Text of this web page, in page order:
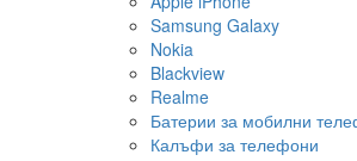
Samsung Galaxy
Nokia
Blackview
Realme
Батерии за мобилни
Калъфи за телефони